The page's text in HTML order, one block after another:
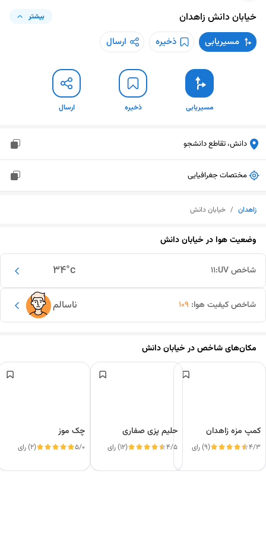
خیابان دانش زاهدان بیشتر
مسیریابی ذخیره ارسال
مسیریابی ذخیره ارسال
دانش، تقاطع دانشجو
مختصات جغرافیایی
زاهدان / خیابان دانش
وضعیت هوا درخیابان دانش
34°c شاخص UV: 11
ناسالم شاخص کیفیت هوا: 109
مکان‌های شاخص درخیابان دانش
کمپ مزه زاهدان
4/3 (9) رای
حلیم پزی صفاری
4/5 (12) رای
چک موز
5/0 (2) رای